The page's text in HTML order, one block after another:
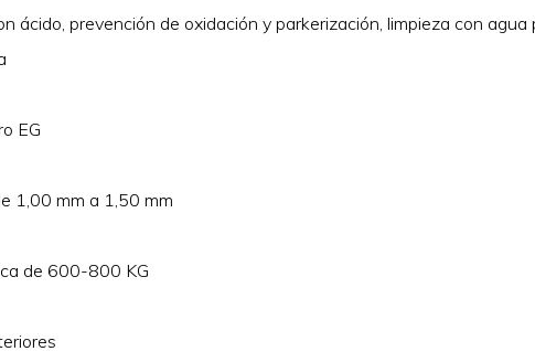
ácido, prevención de oxidación y parkerización, limpieza con agua
EG
1,00 mm a 1,50 mm
de 600-800 KG